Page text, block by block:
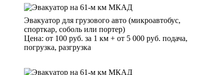
Эвакуатор для грузового авто (микроавтобус,
спорткар, соболь или портер)
Цена: от 100 руб. за 1 км + от 5 000 руб. подача,
погрузка, разгрузка